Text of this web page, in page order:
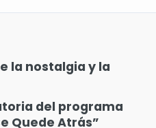
la nostalgia y la
del programa
Quede Atrás”